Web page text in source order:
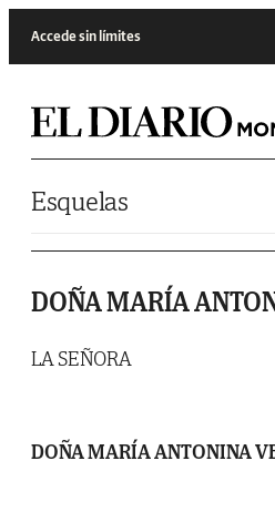
Accede sin límites
Esquelas
DOÑA MARÍA
LA SEÑORA
DOÑA MARÍA ANTONINA